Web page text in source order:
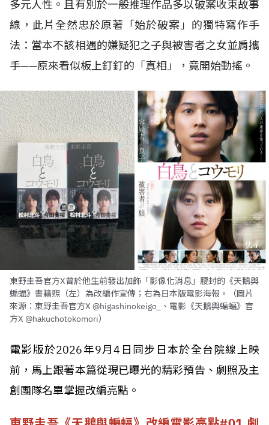
多元人性。且有別於一般推理作品多以破案收束故事
線，此片全然忠於原著「始於破案」的獨特寫作手
法：當本不該相遇的嫌疑犯之子與被害者之女並肩攜
手——原來看似板上釘釘的「真相」，竟開始動搖。
東野圭吾官方X曾於他生前發出加飾「影像化消息」腰封的《天鵝與
蝙蝠》書籍照（左）為改編作宣傳；右為日本版電影海報。（圖片
來源：東野圭吾官方X @higashinokeigo_、電影《天鵝與蝙蝠》官
方X @hakuchotokomori）
電影版於2026年9月4日同步日本於全台院線上映
前，馬上跟著本篇從現已曝光的精彩預告、劇照及主
創團隊名單掌握改編亮點。